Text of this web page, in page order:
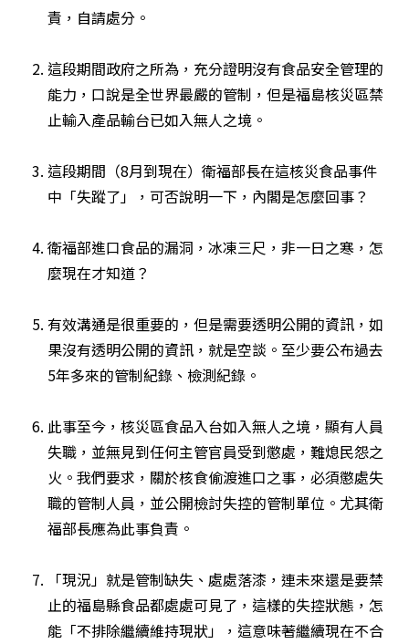
責，自請處分。
這段期間政府之所為，充分證明沒有食品安全管理的
能力，口說是全世界最嚴的管制，但是福島核災區禁
止輸入產品輸台已如入無人之境。
這段期間（8月到現在）衛福部長在這核災食品事件
中「失蹤了」，可否說明一下，內閣是怎麼回事？
衛福部進口食品的漏洞，冰凍三尺，非一日之寒，怎
麼現在才知道？
有效溝通是很重要的，但是需要透明公開的資訊，如
果沒有透明公開的資訊，就是空談。至少要公布過去
5年多來的管制紀錄、檢測紀錄。
此事至今，核災區食品入台如入無人之境，顯有人員
失職，並無見到任何主管官員受到懲處，難熄民怨之
火。我們要求，關於核食偷渡進口之事，必須懲處失
職的管制人員，並公開檢討失控的管制單位。尤其衛
福部長應為此事負責。
「現況」就是管制缺失、處處落漆，連未來還是要禁
止的福島縣食品都處處可見了，這樣的失控狀態，怎
能「不排除繼續維持現狀」，這意味著繼續現在不合